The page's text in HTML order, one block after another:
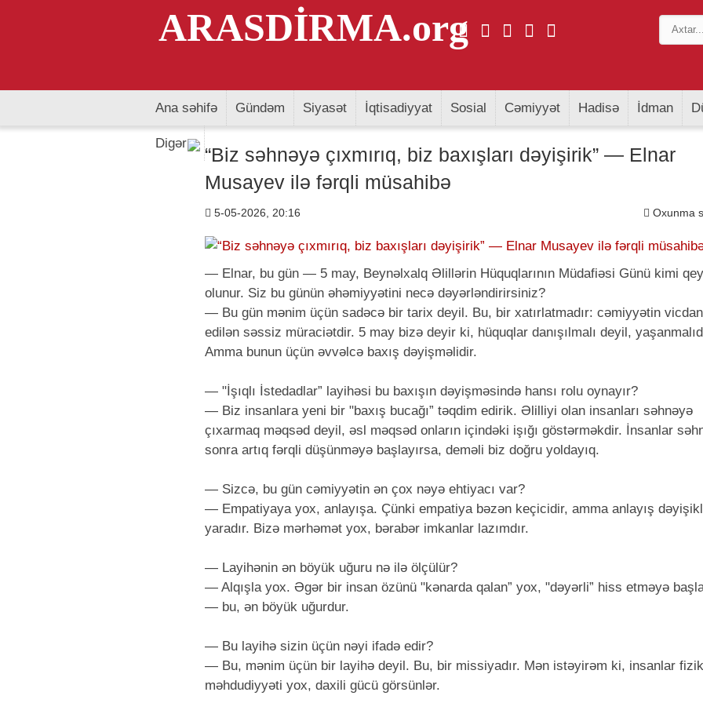
ARASDİRMA.org
Ana səhifə Gündəm Siyasət İqtisadiyyat Sosial Cəmiyyət Hadisə İdman
Digər
“Biz səhnəyə çıxmırıq, biz baxışları dəyişirik” — Elnar
Musayev ilə fərqli müsahibə
Oxunma
5-05-2026, 20:16
— Elnar, bu gün — 5 may, Beynəlxalq Əlillərin Hüquqlarının Müdafiəsi Günü kimi
olunur. Siz bu günün əhəmiyyətini necə dəyərləndirirsiniz?
— Bu gün mənim üçün sadəcə bir tarix deyil. Bu, bir xatırlatmadır: cəmiyyətin
edilən səssiz müraciətdir. 5 may bizə deyir ki, hüquqlar danışılmalı deyil,
Amma bunun üçün əvvəlcə baxış dəyişməlidir.
— "İşıqlı İstedadlar” layihəsi bu baxışın dəyişməsində hansı rolu oynayır?
— Biz insanlara yeni bir "baxış bucağı” təqdim edirik. Əlilliyi olan insanları səhnəyə
çıxarmaq məqsəd deyil, əsl məqsəd onların içindəki işığı göstərməkdir. İnsanlar
sonra artıq fərqli düşünməyə başlayırsa, deməli biz doğru yoldayıq.
— Sizcə, bu gün cəmiyyətin ən çox nəyə ehtiyacı var?
— Empatiyaya yox, anlayışa. Çünki empatiya bəzən keçicidir, amma anlayış
yaradır. Bizə mərhəmət yox, bərabər imkanlar lazımdır.
— Layihənin ən böyük uğuru nə ilə ölçülür?
— Alqışla yox. Əgər bir insan özünü "kənarda qalan” yox, "dəyərli” hiss etməyə
— bu, ən böyük uğurdur.
— Bu layihə sizin üçün nəyi ifadə edir?
— Bu, mənim üçün bir layihə deyil. Bu, bir missiyadır. Mən istəyirəm ki, insanlar
məhdudiyyəti yox, daxili gücü görsünlər.